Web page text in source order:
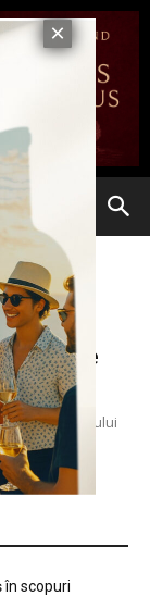
a complexului
a început să
în scopuri